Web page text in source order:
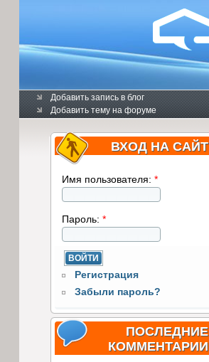
Добавить запись в блог
Добавить тему на форуме
ВХОД НА САЙТ
Имя пользователя: *
Пароль: *
Регистрация
Забыли пароль?
ПОСЛЕДНИЕ
КОММЕНТАРИИ